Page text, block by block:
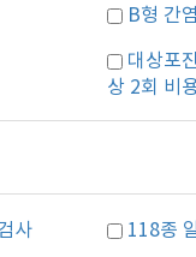
B형 간
대상포
상 2회 비
사 118종